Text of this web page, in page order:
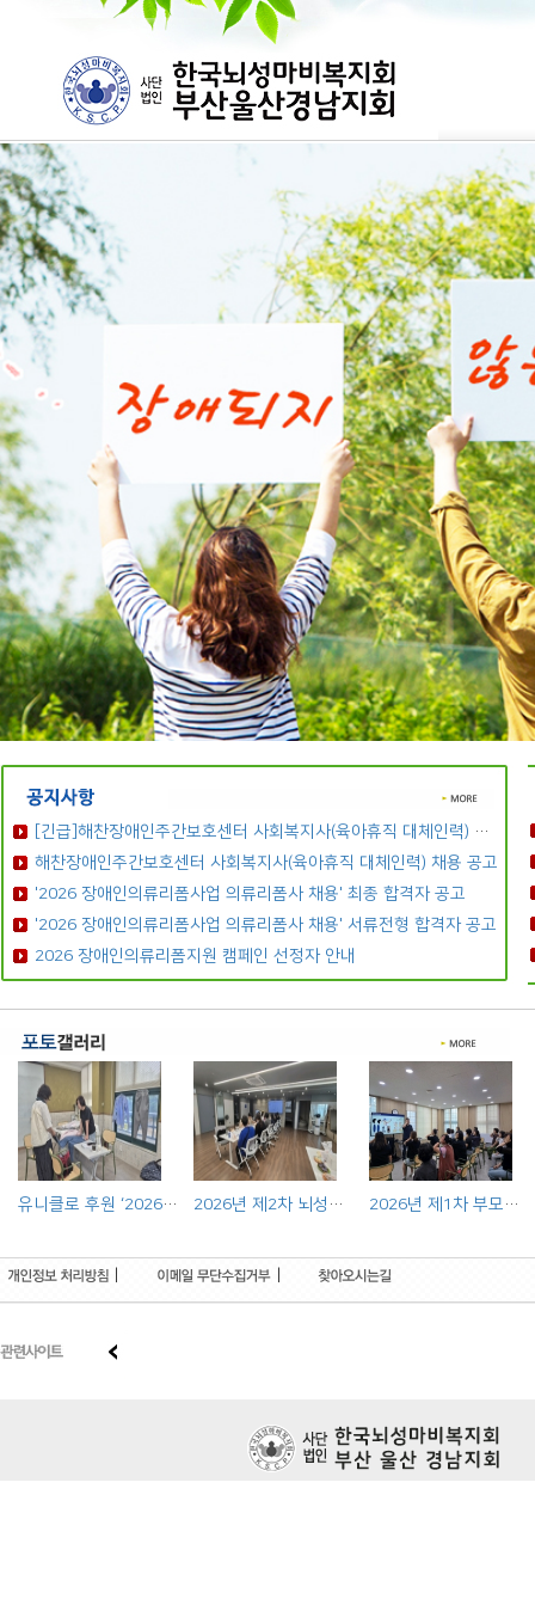
[긴급]해찬장애인주간보호센터 사회복지사(육아휴직 대체인력) 채용 공고
해찬장애인주간보호센터 사회복지사(육아휴직 대체인력) 채용 공고
'2026 장애인의류리폼사업 의류리폼사 채용' 최종 합격자 공고
'2026 장애인의류리폼사업 의류리폼사 채용' 서류전형 합격자 공고
2026 장애인의류리폼지원 캠페인 선정자 안내
유니클로 후원 ‘2026 장애인 의류리폼 사업’ 출장상담 실시 2026년 제2차 뇌성마비장애인 전문기관 연합사례회의 실시 2026년 제1차 부모교육프로그램 실시
|